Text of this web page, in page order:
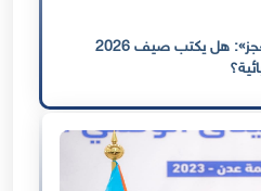
كهرباء عدن تحت مقصلة «العجز»: هل يكتب صيف 2026